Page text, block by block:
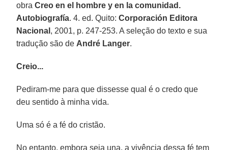
obraCreo en el hombre y en la comunidad.
Autobiografía. 4. ed. Quito:Corporación Editora
Nacional , 2001, p. 247-253. A seleção do texto e sua
tradução são de André Langer.
Creio...
Pediram-me para que dissesse qual é o credo que
deu sentido à minha vida.
Uma só é a fé do cristão.
No entanto, embora seja una, a vivência dessa fé tem